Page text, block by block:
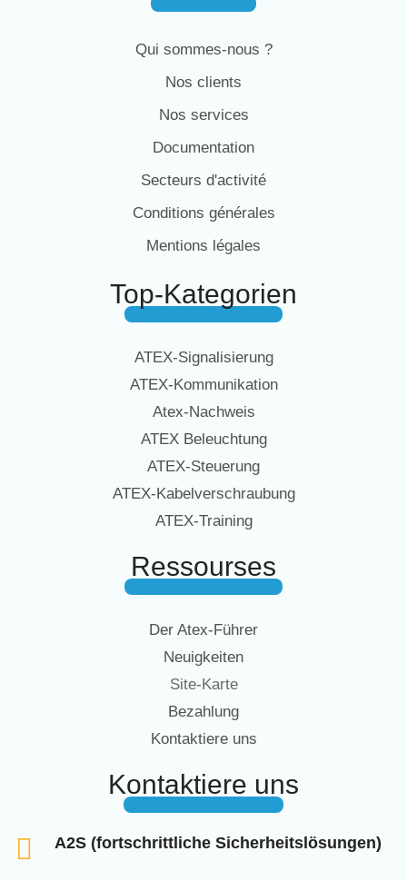
Qui sommes-nous ?
Nos clients
Nos services
Documentation
Secteurs d'activité
Conditions générales
Mentions légales
Top-Kategorien
ATEX-Signalisierung
ATEX-Kommunikation
Atex-Nachweis
ATEX Beleuchtung
ATEX-Steuerung
ATEX-Kabelverschraubung
ATEX-Training
Ressourses
Der Atex-Führer
Neuigkeiten
Site-Karte
Bezahlung
Kontaktiere uns
Kontaktiere uns
A2S (fortschrittliche Sicherheitslösungen)